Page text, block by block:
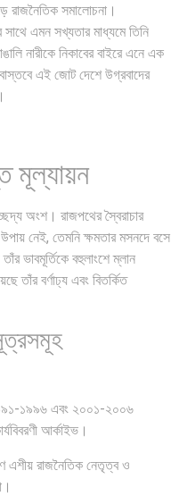
রাজনৈতিক সমালোচনা।
সাথে এমন সখ্যতার মাধ্যমে তিনি
নারীকে নিকাবের বাইরে এনে এক
এই জোট দেশে উগ্রবাদের
মূল্যায়ন
অংশ। রাজপথের স্বৈরাচার
নেই, তেমনি ক্ষমতার মসনদে বসে
ভাবমূর্তিকে বহুলাংশে ম্লান
তাঁর বর্ণাঢ্য এবং বিতর্কিত
১৯৯৬ এবং ২০০১-২০০৬
আর্কাইভ।
এশীয় রাজনৈতিক নেতৃত্ব ও